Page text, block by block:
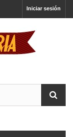
Iniciar sesión